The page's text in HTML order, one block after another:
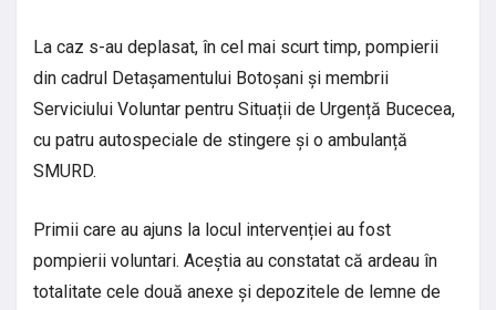
La caz s-au deplasat, în cel mai scurt timp, pompierii
din cadrul Detașamentului Botoșani și membrii
Serviciului Voluntar pentru Situații de Urgență Bucecea,
cu patru autospeciale de stingere și o ambulanță
SMURD.
Primii care au ajuns la locul intervenției au fost
pompierii voluntari. Aceștia au constatat că ardeau în
totalitate cele două anexe și depozitele de lemne de